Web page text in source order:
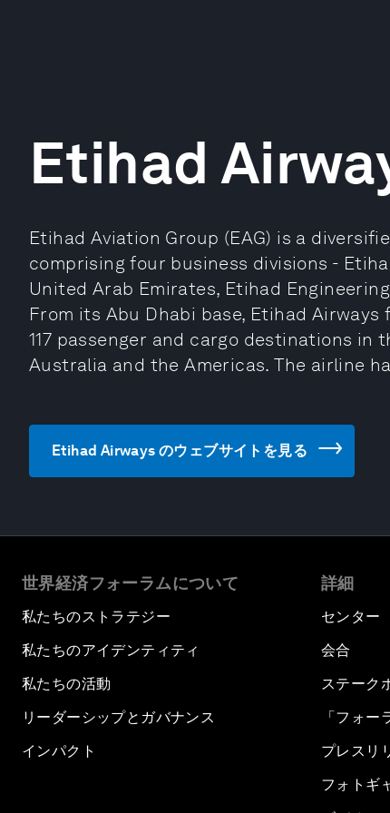
Etihad
Etihad Aviation Group (EAG) is a
comprising four business divisions -
United Arab Emirates, Etihad
From its Abu Dhabi base, Etihad
117 passenger and cargo destinations in
Australia and the Americas. The airline
Etihad Airways のウェブサイトを見る
世界経済フォーラムについて
私たちのストラテジー
私たちのアイデンティティ
私たちの活動
リーダーシップとガバナンス
インパクト
詳細
センター
会合
ステーク
「フォー
プレスリ
フォトギ